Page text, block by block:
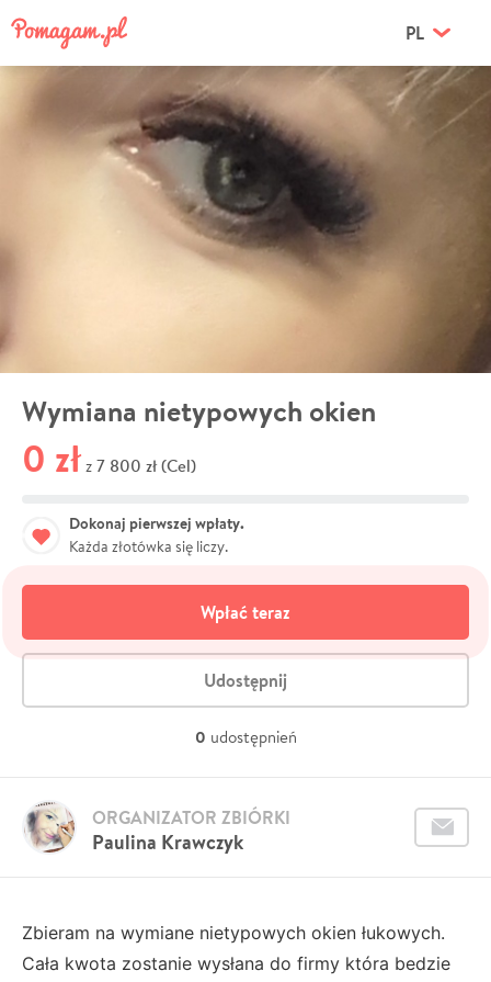
PL
Wymiana nietypowych okien
0 zł z 7 800 zł (Cel)
Dokonaj pierwszej wpłaty.
Każda złotówka się liczy.
Wpłać teraz
Udostępnij
0 udostępnień
Paulina Krawczyk
ORGANIZATOR ZBIÓRKI
Zbieram na wymiane nietypowych okien łukowych.
Cała kwota zostanie wysłana do firmy która bedzie